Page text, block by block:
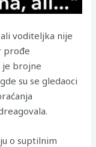
voditeljka nije
prođe
je brojne
su se gledaoci
o suptilnim